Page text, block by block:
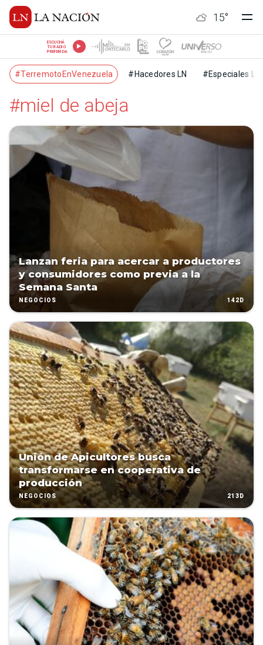
15°
ESCUCHÁ
TU RADIO
PREFERIDA
#TerremotoEnVenezuela #Hacedores LN #Especiales LN
#miel de abeja
Lanzan feria para acercar a productores
y consumidores como previa a la
Semana Santa
NEGOCIOS 142D
Unión de Apicultores busca
transformarse en cooperativa de
producción
NEGOCIOS 213D